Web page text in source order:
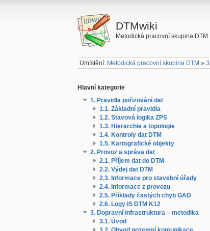
DTMwiki
Metodická pracovní skupina DTM
Umístění: Metodická pracovní skupina DTM »
Hlavní kategorie
1. Pravidla pořizování dat
1.1. Základní pravidla
1.2. Stavová logika ZPS
1.3. Hierarchie a topologie
1.4. Kontroly dat DTM
1.5. Kartografické objekty
2. Provoz a správa dat
2.1. Příjem dat do DTM
2.2. Výdej dat DTM
2.3. Informace pro stavební úřady
2.4. Informace z provozu
2.5. Příklady častých chyb GAD
2.6. Logy IS DTM K12
3. Dopravní infrastruktura – metodika
3.1. Úvod